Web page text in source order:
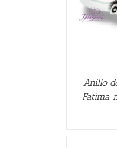
Anillo
Fatima